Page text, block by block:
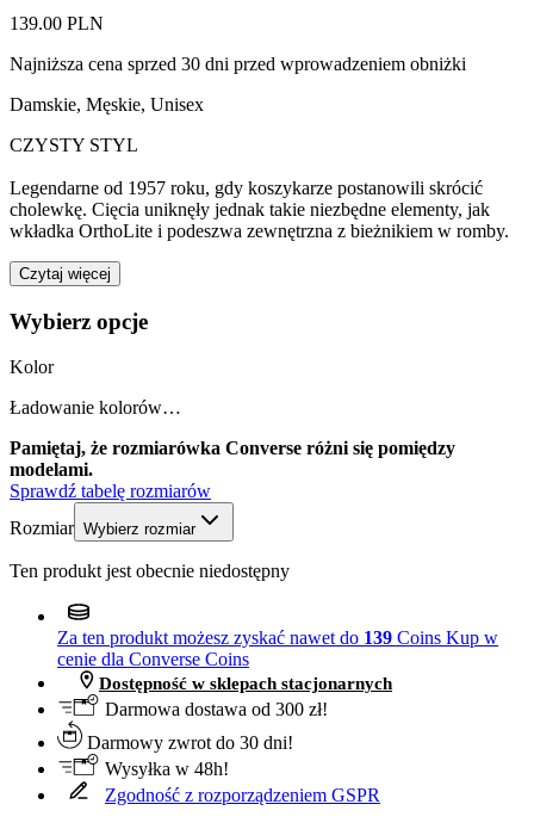
139.00 PLN
Najniższa cena sprzed 30 dni przed wprowadzeniem obniżki
Damskie, Męskie, Unisex
CZYSTY STYL
Legendarne od 1957 roku, gdy koszykarze postanowili skrócić
cholewkę. Cięcia uniknęły jednak takie niezbędne elementy, jak
wkładka OrthoLite i podeszwa zewnętrzna z bieżnikiem w romby.
Czytaj więcej
Wybierz opcje
Kolor
Ładowanie kolorów…
Pamiętaj, że rozmiarówka Converse różni się pomiędzy
modelami.
Sprawdź tabelę rozmiarów
Rozmiar Wybierz rozmiar
Ten produkt jest obecnie niedostępny
Za ten produkt możesz zyskać nawet do 139 Coins Kup w
cenie dla Converse Coins
Dostępność w sklepach stacjonarnych
Darmowa dostawa od 300 zł!
Darmowy zwrot do 30 dni!
Wysyłka w 48h!
Zgodność z rozporządzeniem GSPR